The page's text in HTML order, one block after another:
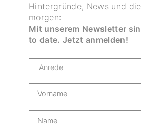
Hintergründe, News und
morgen:
Mit unserem Newsletter
to date. Jetzt anmelden!